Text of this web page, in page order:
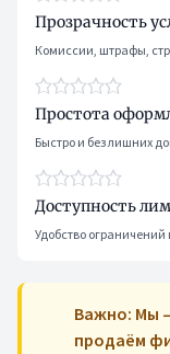
Прозрачность
Комиссии, штрафы,
Простота
Быстро и без лишних
Доступность
Удобство
Важно: Мы
продаём